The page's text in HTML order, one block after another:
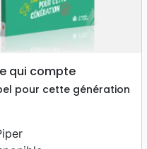
APERÇU RAPIDE
qui compte
pour cette génération